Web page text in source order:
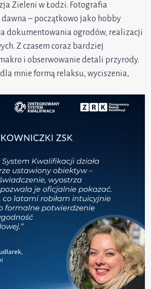
Zieleni w Łodzi. Fotografia
dawna – początkowo jako hobby
dokumentowania ogrodów, realizacji
Z czasem coraz bardziej
i obserwowanie detali przyrody.
mnie formą relaksu, wyciszenia,